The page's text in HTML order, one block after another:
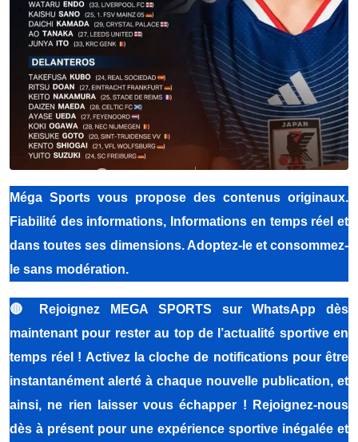
Méga Sports vous propose des contenus originaux.
Fiabilité des informations, Informations en temps réel et
dans toutes ses dimensions. Adoptez-le et consommez-
le sans modération.
🔴
Rejoignez MEGA SPORTS sur WhatsApp dès
maintenant pour rester au top de l’actualité sportive en
temps réel ! Activez la cloche de notifications pour être
instantanément alerté à chaque nouvelle publication, et
ainsi, ne rien laisser vous échapper ! Rejoignez-nous
dès à présent pour une expérience sportive inégalée et